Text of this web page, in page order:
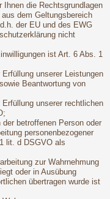
Ihnen die Rechtsgrundlagen
dem Geltungsbereich
der EU und des EWG
nicht
ist Art. 6 Abs. 1
unserer Leistungen
Beantwortung von
unserer rechtlichen
betroffenen Person oder
personenbezogener
lit. d DSGVO als
zur Wahrnehmung
oder in Ausübung
übertragen wurde ist